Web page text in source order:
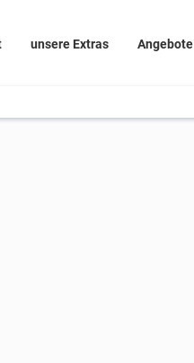
unsere Extras Angebote